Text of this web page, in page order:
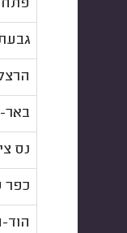
פתח
נס
כפר